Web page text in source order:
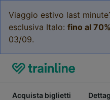
Viaggio estivo last
esclusiva Italo: fino al
03/09.
Acquista biglietti